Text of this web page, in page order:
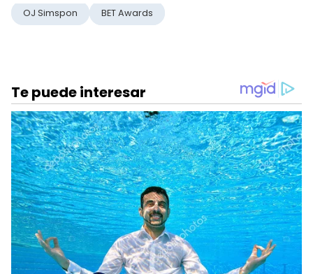
OJ Simspon BET Awards